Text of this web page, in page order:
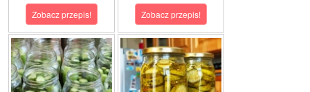
Zobacz przepis! Zobacz przepis!